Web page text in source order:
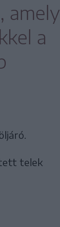
amely
a
telek